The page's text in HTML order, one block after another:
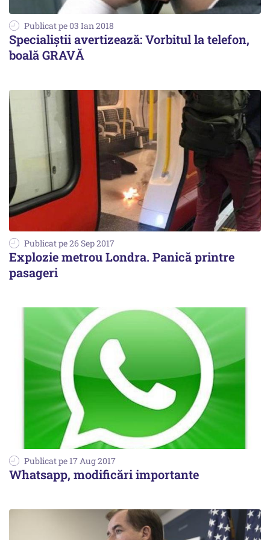
Publicat pe 03 Ian 2018
Specialiștii avertizează: Vorbitul la telefon,
boală GRAVĂ
Publicat pe 26 Sep 2017
Explozie metrou Londra. Panică printre
pasageri
Publicat pe 17 Aug 2017
Whatsapp, modificări importante